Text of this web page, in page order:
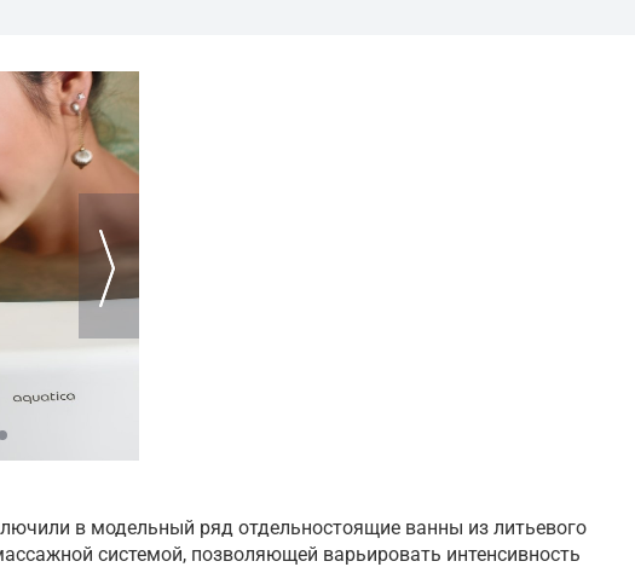
в модельный ряд отдельностоящие ванны из литьевого
системой, позволяющей варьировать интенсивность